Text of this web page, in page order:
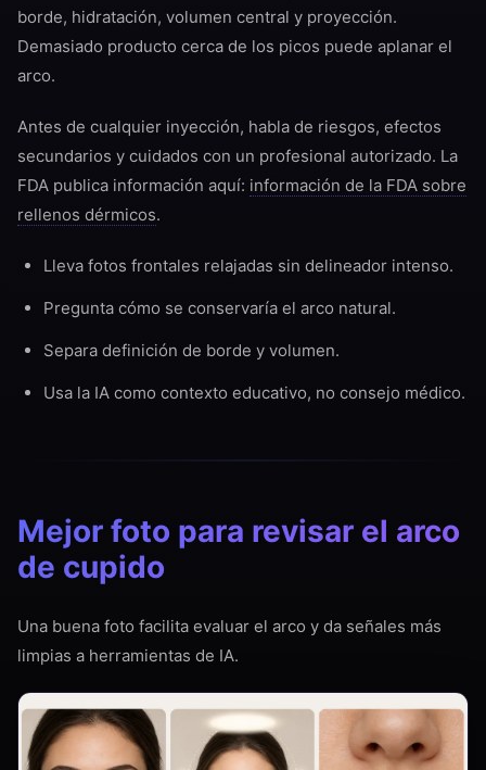
borde, hidratación, volumen central y proyección.
Demasiado producto cerca de los picos puede aplanar el
arco.
Antes de cualquier inyección, habla de riesgos, efectos
secundarios y cuidados con un profesional autorizado. La
FDA publica información aquí: información de la FDA sobre
rellenos dérmicos.
Lleva fotos frontales relajadas sin delineador intenso.
Pregunta cómo se conservaría el arco natural.
Separa definición de borde y volumen.
Usa la IA como contexto educativo, no consejo médico.
Mejor foto para revisar el arco
de cupido
Una buena foto facilita evaluar el arco y da señales más
limpias a herramientas de IA.